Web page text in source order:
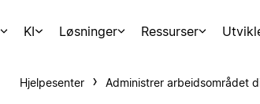
KI Løsninger Ressurser
Hjelpesenter Administrer arbeidsområdet